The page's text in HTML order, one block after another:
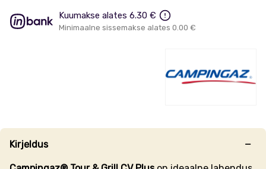
Kuumakse alates 6.30 €
Minimaalne sissemakse alates 0.00 €
Kirjeldus